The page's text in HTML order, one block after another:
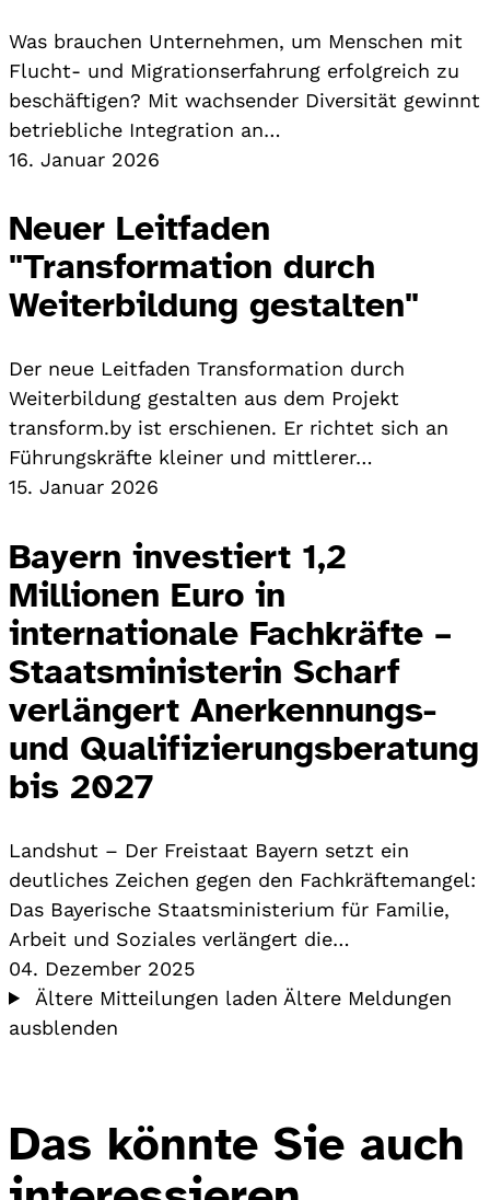
Was brauchen Unternehmen, um Menschen mit
Flucht- und Migrationserfahrung erfolgreich zu
beschäftigen? Mit wachsender Diversität gewinnt
betriebliche Integration an…
16. Januar 2026
Neuer Leitfaden
"Transformation durch
Weiterbildung gestalten"
Der neue Leitfaden Transformation durch
Weiterbildung gestalten aus dem Projekt
transform.by ist erschienen. Er richtet sich an
Führungskräfte kleiner und mittlerer…
15. Januar 2026
Bayern investiert 1,2
Millionen Euro in
internationale Fachkräfte –
Staatsministerin Scharf
verlängert Anerkennungs-
und Qualifizierungsberatung
bis 2027
Landshut – Der Freistaat Bayern setzt ein
deutliches Zeichen gegen den Fachkräftemangel:
Das Bayerische Staatsministerium für Familie,
Arbeit und Soziales verlängert die…
04. Dezember 2025
Ältere Mitteilungen laden Ältere Meldungen
ausblenden
Das könnte Sie auch